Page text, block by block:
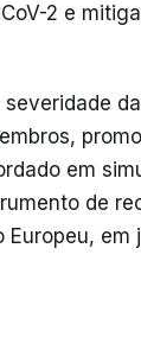
2 e
em
de
Europeu,